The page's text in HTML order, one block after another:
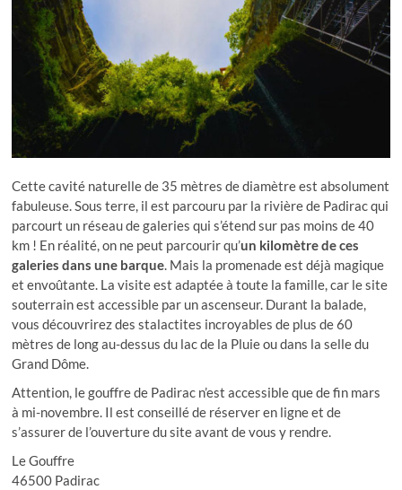
Cette cavité naturelle de 35 mètres de diamètre est absolument
fabuleuse. Sous terre, il est parcouru par la rivière de Padirac qui
parcourt un réseau de galeries qui s’étend sur pas moins de 40
km ! En réalité, on ne peut parcourir qu’un kilomètre de ces
galeries dans une barque. Mais la promenade est déjà magique
et envoûtante. La visite est adaptée à toute la famille, car le site
souterrain est accessible par un ascenseur. Durant la balade,
vous découvrirez des stalactites incroyables de plus de 60
mètres de long au-dessus du lac de la Pluie ou dans la selle du
Grand Dôme.
Attention, le gouffre de Padirac n’est accessible que de fin mars
à mi-novembre. Il est conseillé de réserver en ligne et de
s’assurer de l’ouverture du site avant de vous y rendre.
Le Gouffre
46500 Padirac